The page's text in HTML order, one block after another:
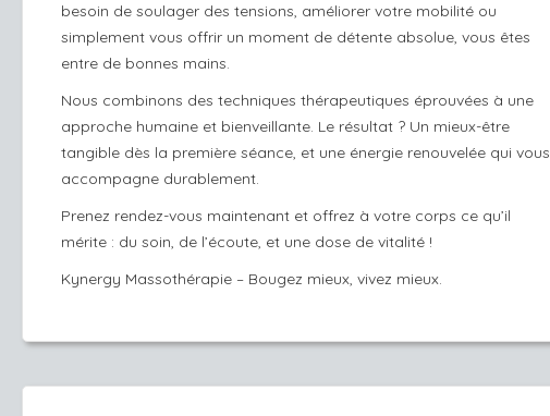
besoin de soulager des tensions, améliorer votre mobilité ou
simplement vous offrir un moment de détente absolue, vous êtes
entre de bonnes mains.
Nous combinons des techniques thérapeutiques éprouvées à une
approche humaine et bienveillante. Le résultat ? Un mieux-être
tangible dès la première séance, et une énergie renouvelée qui vous
accompagne durablement.
Prenez rendez-vous maintenant et offrez à votre corps ce qu’il
mérite : du soin, de l’écoute, et une dose de vitalité !
Kynergy Massothérapie – Bougez mieux, vivez mieux.